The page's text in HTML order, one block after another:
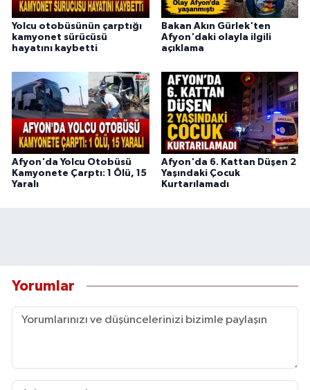
Yolcu otobüsünün çarptığı
kamyonet sürücüsü
hayatını kaybetti
Bakan Akın Gürlek'ten
Afyon'daki olayla ilgili
açıklama
Afyon'da Yolcu Otobüsü
Kamyonete Çarptı: 1 Ölü, 15
Yaralı
Afyon'da 6. Kattan Düşen 2
Yaşındaki Çocuk
Kurtarılamadı
Yorumlar